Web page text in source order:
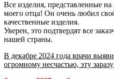
Все изделия, представленные
моего отца! Он очень любил
качественные изделия.
Уверен, это подтвердят все
нашей страны.
В декабре 2024 года врачи
огромному несчастью, эту